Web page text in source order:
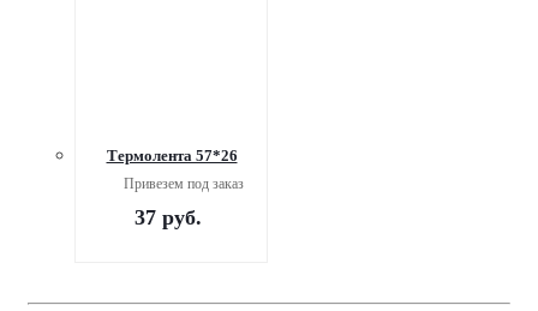
Термолента 57*26
Привезем под заказ
37руб.